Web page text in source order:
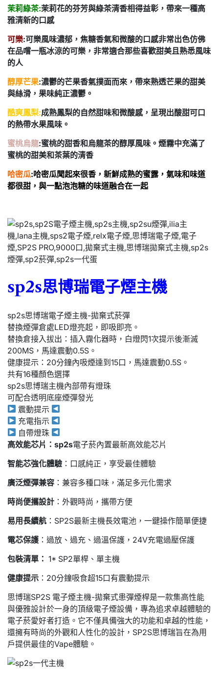
茉莉綠茶:茉莉花的芬芳與綠茶清香相得益彰，帶來一種高
雅清新的口感
可樂:可樂風味濃郁，焦糖香氣和微酸的口感非常出色仿佛
在品嚐一瓶冰涼的可樂，非常適合那些喜歡甜美且熟悉風味
的人
醇厚芒果:濃鬱的芒果香氣撲面而來，帶來熟透芒果的甜美
與絲滑，果味純正濃鬱。
酷爽鳳梨:成熟鳳梨的自然甜味和微酸感，呈現出酸甜可口
的熱帶水果風味。
蜜桃烏龍:蜜桃的甜香和烏龍茶的醇厚風味。煙霧中充滿了
蜜桃的甜美和茶葉的清香
哈密瓜:哈密瓜聞起來很香，新鮮成熟的蜜露，氣味和味道
都很甜，與一點泡泡糖的味道融合在一起
sp2s思博瑞電子煙主機
sp2s思博瑞電子煙主機-拋棄式菸彈
替換煙彈倉處LED燈亮起，即吸即亮。
替換倉接入拔出：插入霧化器時，白燈閃1次提示後漸滅
200MS，馬達震動0.5S。
健康提示：20分鐘內吸煙達到15口，馬達震動0.5S。
共有16種顏色選擇
sp2s思博瑞主機內部帶有燈珠
可配合透明底座煙彈發光
震動提示
充電指示
自帶燈珠
高效能芯片：sp2s電子菸內置最新高效能芯片
智能芯強化體驗 ：口感純正，享受最佳體驗
廣泛煙彈兼容 ：兼容多種口味，滿足多元化需求
時尚便攜設計 ：外觀時尚，攜帶方便
易用長續航 ：SP2S最新主機長效電池，一鍵操作簡單便捷
電芯保護 ：過放、過充、過溫保護，24V充電過壓保護
包裝清單： 1* SP2單桿、單主機
健康提示 ：20分鐘吸食超15口有震動提示
思博瑞SP2S 電子煙主機-拋棄式患彈煙桿是一款集高性能
與優雅設計於一身的頂級電子煙設備，專為追求卓越體驗的
電子菸愛好者打造。它不僅具備強大的功能和卓越的性能，
還擁有時尚的外觀和人性化的設計，SP2S思博瑞旨在為用
戶提供最佳的Vape體驗。